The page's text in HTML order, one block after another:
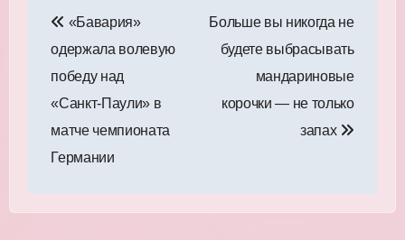
по
записям
«Бавария»
одержала волевую
победу над
«Санкт‑Паули» в
матче чемпионата
Германии
Больше вы никогда не
будете выбрасывать
мандариновые
корочки — не только
запах